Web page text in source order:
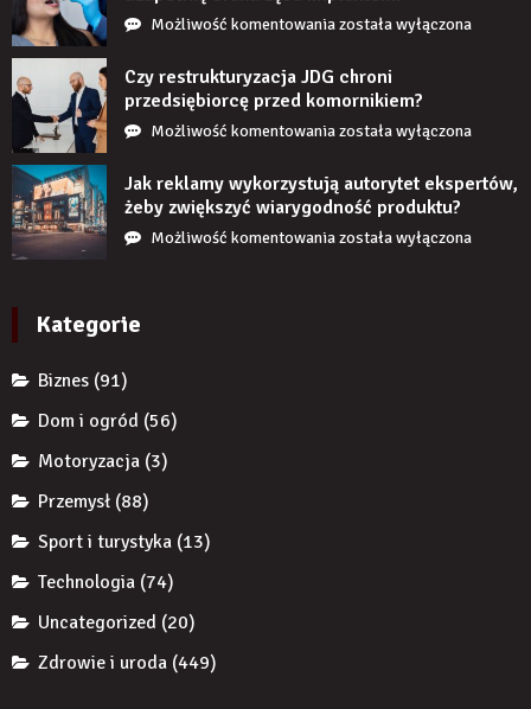
Możliwość komentowaniaCo
stanie,
jeśli
przez
czas
nie
uzupełnię
braku
została wyłączona
Czy restrukturyzacja JDG chroni
przedsiębiorcę przed komornikiem?
Możliwość komentowaniaCzy
JDG
chroni
przedsiębiorcę
została wyłączona
Jak reklamy wykorzystują autorytet ekspertów,
żeby zwiększyć wiarygodność produktu?
Możliwość komentowaniaJak
została wyłączona
Kategorie
Biznes (91)
Dom i ogród (56)
Motoryzacja (3)
Przemysł (88)
Sport i turystyka (13)
Technologia (74)
Uncategorized (20)
Zdrowie i uroda (449)